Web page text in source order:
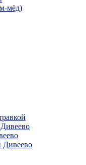
мёд)
Дивеево